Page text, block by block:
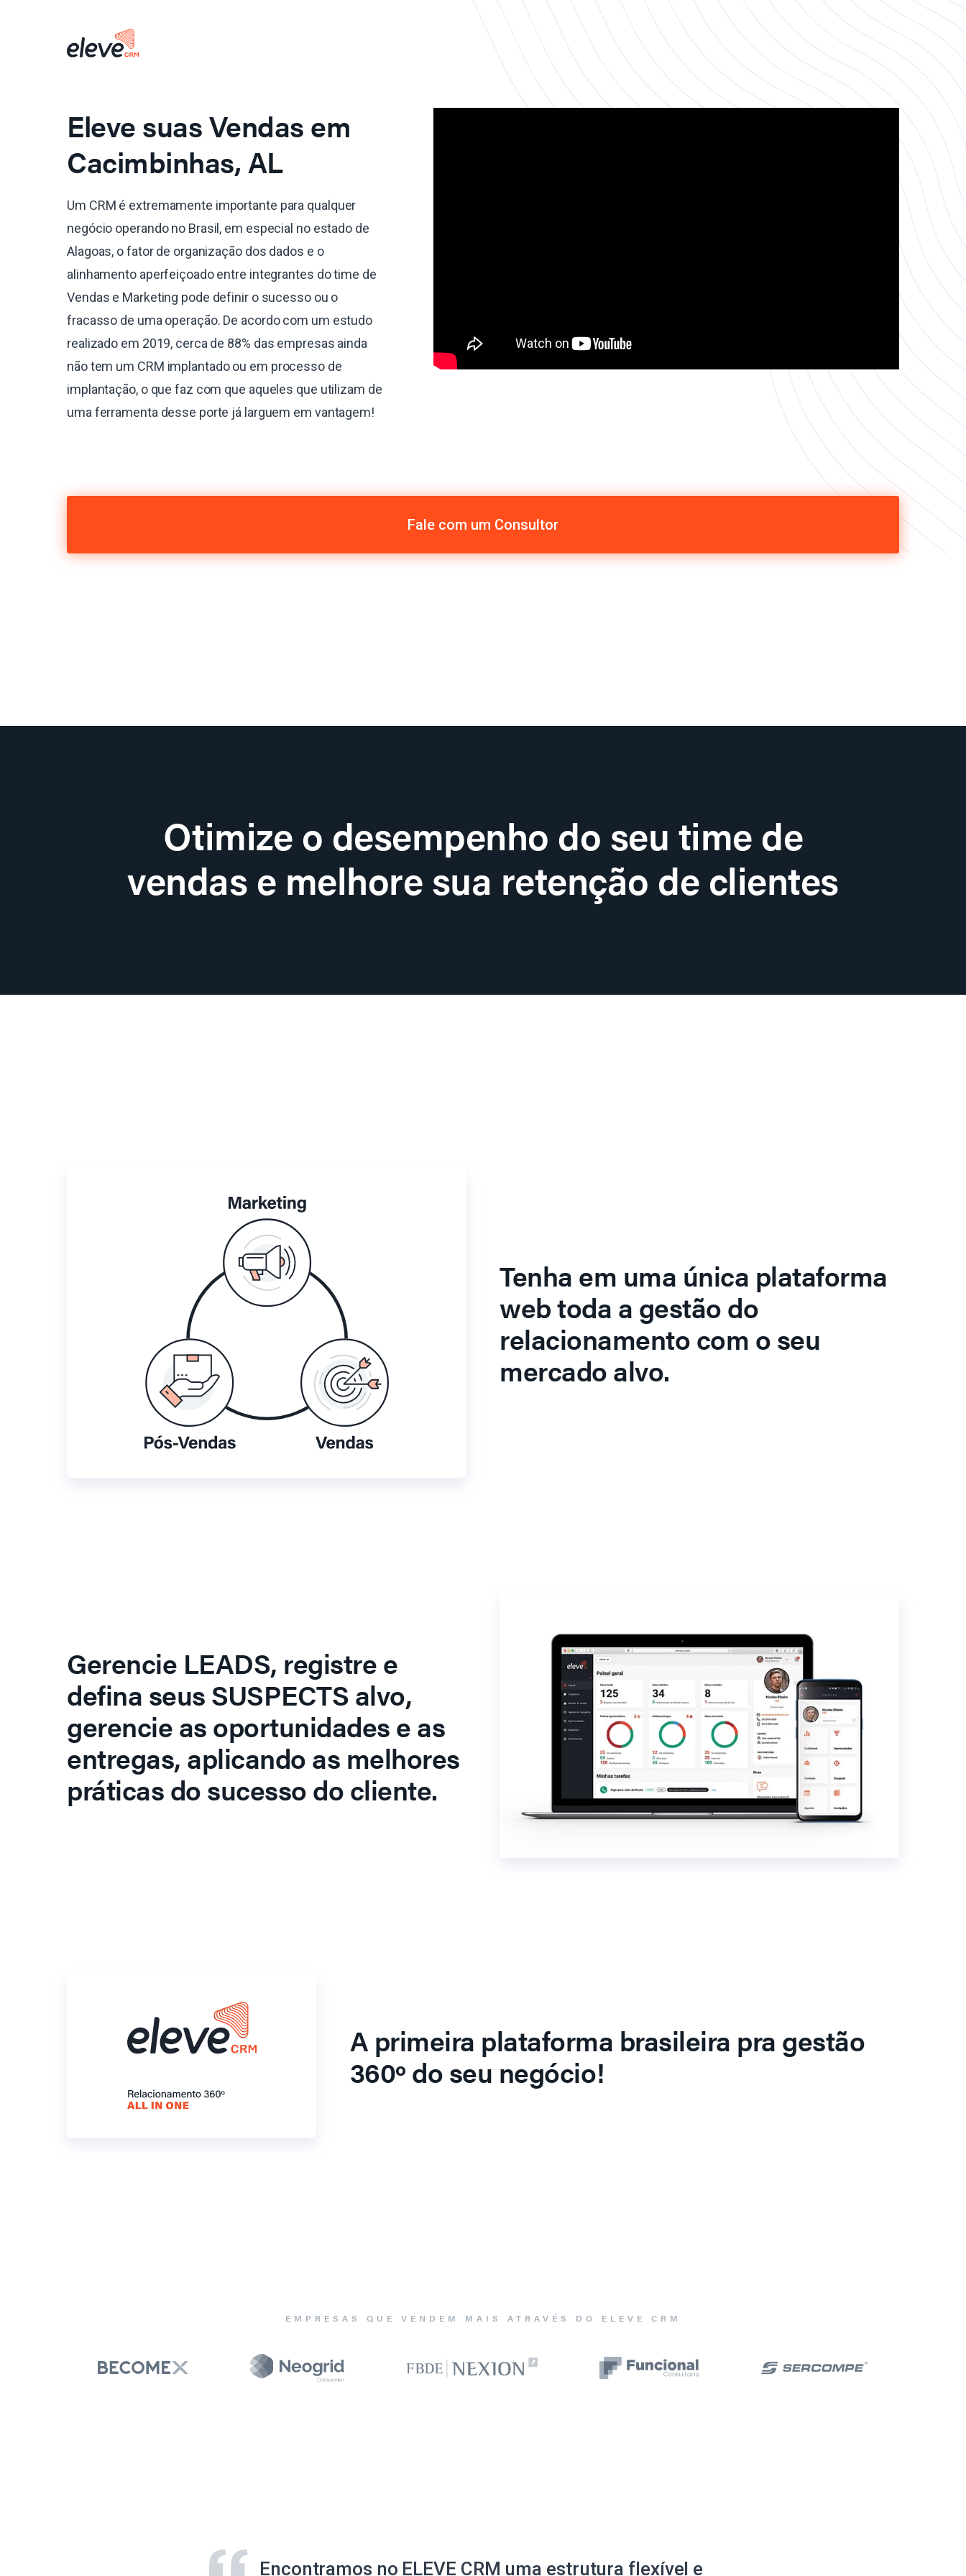
Eleve suas Vendas em
Cacimbinhas, AL
Um CRM é extremamente importante para qualquer
negócio operando no Brasil, em especial no estado de
Alagoas, o fator de organização dos dados e o
alinhamento aperfeiçoado entre integrantes do time de
Vendas e Marketing pode definir o sucesso ou o
fracasso de uma operação. De acordo com um estudo
realizado em 2019, cerca de 88% das empresas ainda
não tem um CRM implantado ou em processo de
implantação, o que faz com que aqueles que utilizam de
uma ferramenta desse porte já larguem em vantagem!
Fale com um Consultor
Otimize o desempenho do seu time de
vendas e melhore sua retenção de clientes
Tenha em uma única plataforma
web toda a gestão do
relacionamento com o seu
mercado alvo.
Gerencie LEADS, registre e
defina seus SUSPECTS alvo,
gerencie as oportunidades e as
entregas, aplicando as melhores
práticas do sucesso do cliente.
A primeira plataforma brasileira pra gestão
360º do seu negócio!
EMPRESAS QUE VENDEM MAIS ATRAVÉS DO ELEVE CRM
Encontramos no ELEVE CRM uma estrutura flexível e